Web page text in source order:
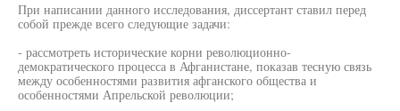
При написании данного исследования, диссертант ставил перед
собой прежде всего следующие задачи:
- рассмотреть исторические корни революционно-
демократического процесса в Афганистане, показав тесную связь
между особенностями развития афганского общества и
особенностями Апрельской революции;